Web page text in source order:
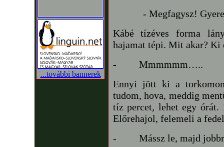
...további bannerek
- Megfagysz! Gyere
Kábé tízéves forma
hajamat tépi. Mit akar? Ki
-
Mmmmmm…..
Ennyi jött ki a
tudom, hova, meddig
tíz percet, lehet egy órát.
Előrehajol, felemeli a
-
Mássz le, majd